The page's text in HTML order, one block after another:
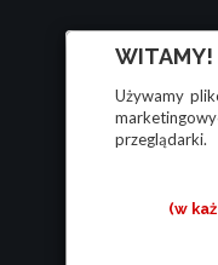
WITAMY!
Używamy
przeglądarki.
(w